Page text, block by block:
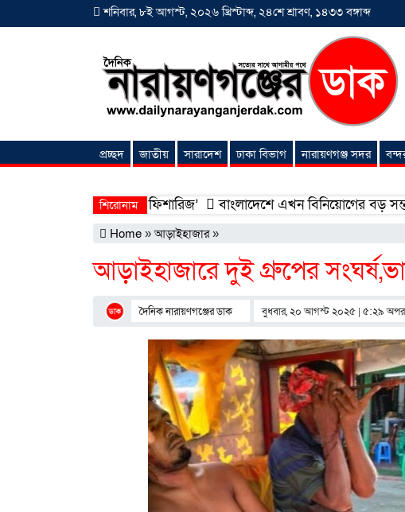
শনিবার, ৮ই আগস্ট, ২০২৬ খ্রিস্টাব্দ, ২৪শে শ্রাবণ, ১৪৩৩ বঙ্গাব্দ
প্রচ্ছদ জাতীয় সারাদেশ ঢাকা বিভাগ নারায়ণগঞ্জ সদর
শিরোনাম
‘শিফা মোহাম্মদিয়া ফিশারিজ’ বাংলাদেশে এখন বিনিয়োগের বড়
Home »আড়াইহাজার»
আড়াইহাজারে দুই গ্রুপের
দৈনিক নারায়ণগঞ্জের ডাক বুধবার, ২০ আগস্ট ২০২৫ | ৫:২৯